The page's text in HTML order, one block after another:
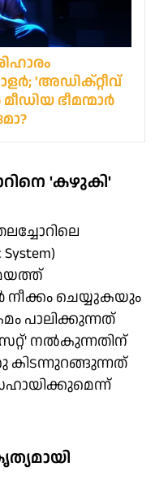
'അഡിക്റ്റീവ്
ഭീമന്മാര്‍
'കഴുകി'
System)
ചെയ്യുകയും
പാലിക്കുന്നത്
നൽകുന്നതിന്